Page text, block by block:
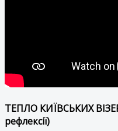
ТЕПЛО КИЇВСЬКИХ
рефлексії)